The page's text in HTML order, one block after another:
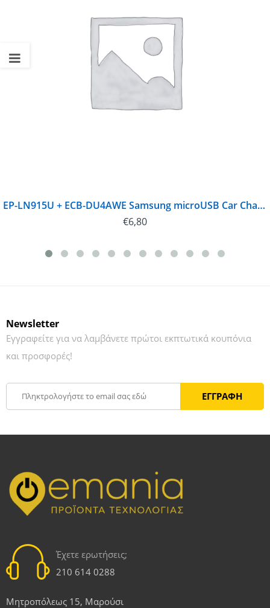
EP-LN915U + ECB-DU4AWE Samsung microUSB Car Charger White (Bulk)
€6,80
Newsletter
Εγγραφείτε για να λαμβάνετε πρώτοι εκπτωτικά κουπόνια
και προσφορές!
Έχετε ερωτήσεις;
210 614 0288
Μητροπόλεως 15, Μαρούσι